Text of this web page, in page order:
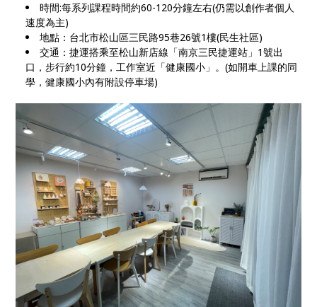
時間:每系列課程時間約60-120分鐘左右(仍需以創作者個人
速度為主)
地點：台北市松山區三民路95巷26號1樓(民生社區)
交通：捷運搭乘至松山新店線「南京三民捷運站」1號出
口，步行約10分鐘，工作室近「健康國小」。(如開車上課的同
學，健康國小內有附設停車場)